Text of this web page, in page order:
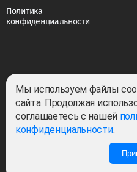
Политика
конфиденциальности
Все права защищены ©2022-2026.
Мы используем файлы
сайта. Продолжая
соглашаетесь с нашей
конфиденциальности.